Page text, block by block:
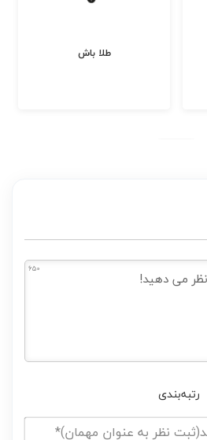
طلا باش
650
رتبه‌بندی